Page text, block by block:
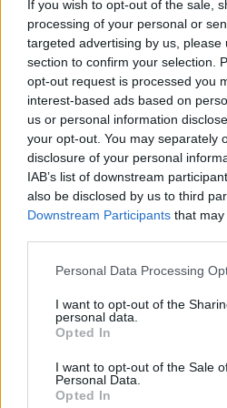
If you wish to opt-out of the sale,
processing of your personal or
targeted advertising by us, please
section to confirm your selection.
opt-out request is processed you
interest-based ads based on
us or personal information
your opt-out. You may separately
disclosure of your personal
IAB’s list of downstream
also be disclosed by us to third
Downstream Participants that
Personal Data Processing
I want to opt-out of the
personal data.
Opted In
I want to opt-out of the Sale
Personal Data.
Opted In
prezzi in tempo reale durante
mantenere allineate schede
sincronizzare cataloghi tra
continui interventi manuali.
recuperare un ritardo, ma
caratteristiche che hanno
forza del modello italiano:
flessibilità e relazione. Per
italiani esistono tre passaggi
primo consiste nel realizzare
dello stack operativo e delle
dei cataloghi, preparazione
concorrenti. Il secondo è
ulteriore strumento a un
affrontato il SaaS negli ultimi
piattaforme a quelle già